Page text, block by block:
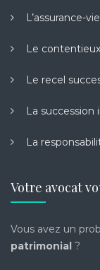
L’assurance-vie
Le
Le recel
La succession
La
Votre avocat
Vous avez un
patrimonial ?